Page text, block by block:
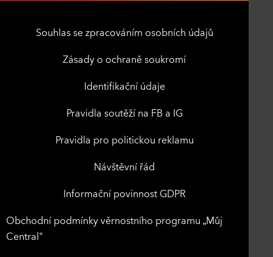
Souhlas se zpracováním osobních údajů
Zásady o ochraně soukromí
Identifikační údaje
Pravidla soutěží na FB a IG
Pravidla pro politickou reklamu
Návštěvní řád
Informační povinnost GDPR
Obchodní podmínky věrnostního programu „Můj
Central"